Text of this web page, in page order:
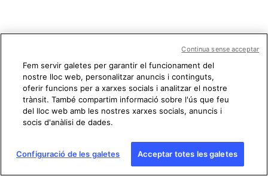
Fem servir galetes per garantir el funcionament del
nostre lloc web, personalitzar anuncis i continguts,
oferir funcions per a xarxes socials i analitzar el nostre
trànsit. També compartim informació sobre l'ús que feu
del lloc web amb les nostres xarxes socials, anuncis i
socis d'anàlisi de dades.
Configuració de les galetes Acceptar totes les galetes
Continua sense acceptar